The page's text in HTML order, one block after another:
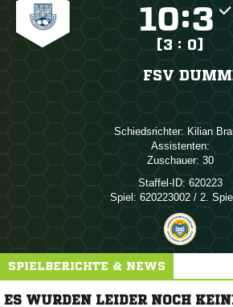
:
[3 : 0]
FSV
Schiedsrichter: 
Assistenten:
Zuschauer: 30
Staffel-ID: 620223
Spiel: 620223002 / 2.
SPIELBERICHTE & NEWS
ES WURDEN LEIDER NOCH